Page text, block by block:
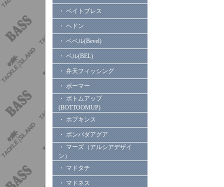
・ ベイトブレス
・ ヘドン
・ ベベル(Bevel)
・ ベル(BEL)
・ 弁天フィッシング
・ ボーマー
・ ボトムアップ
(BOTTOOMUP)
・ ホプキンス
・ ボンバダアグア
・ マーズ（アルシアデザイ
ン）
・ マドタチ
・ マドネス